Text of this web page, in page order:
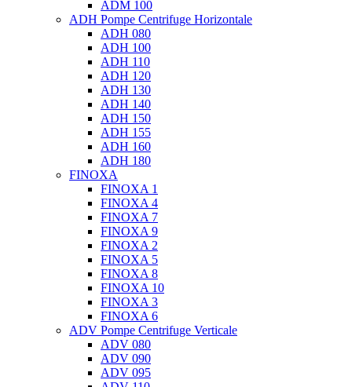
ADM 100
ADH Pompe Centrifuge Horizontale
ADH 080
ADH 100
ADH 110
ADH 120
ADH 130
ADH 140
ADH 150
ADH 155
ADH 160
ADH 180
FINOXA
FINOXA 1
FINOXA 4
FINOXA 7
FINOXA 9
FINOXA 2
FINOXA 5
FINOXA 8
FINOXA 10
FINOXA 3
FINOXA 6
ADV Pompe Centrifuge Verticale
ADV 080
ADV 090
ADV 095